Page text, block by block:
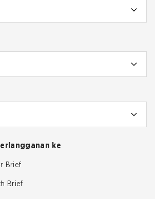
ke
Brief
Brief